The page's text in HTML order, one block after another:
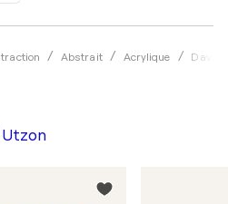
Abstrait Acrylique David
Utzon